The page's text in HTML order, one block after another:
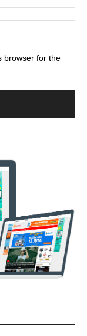
browser for the